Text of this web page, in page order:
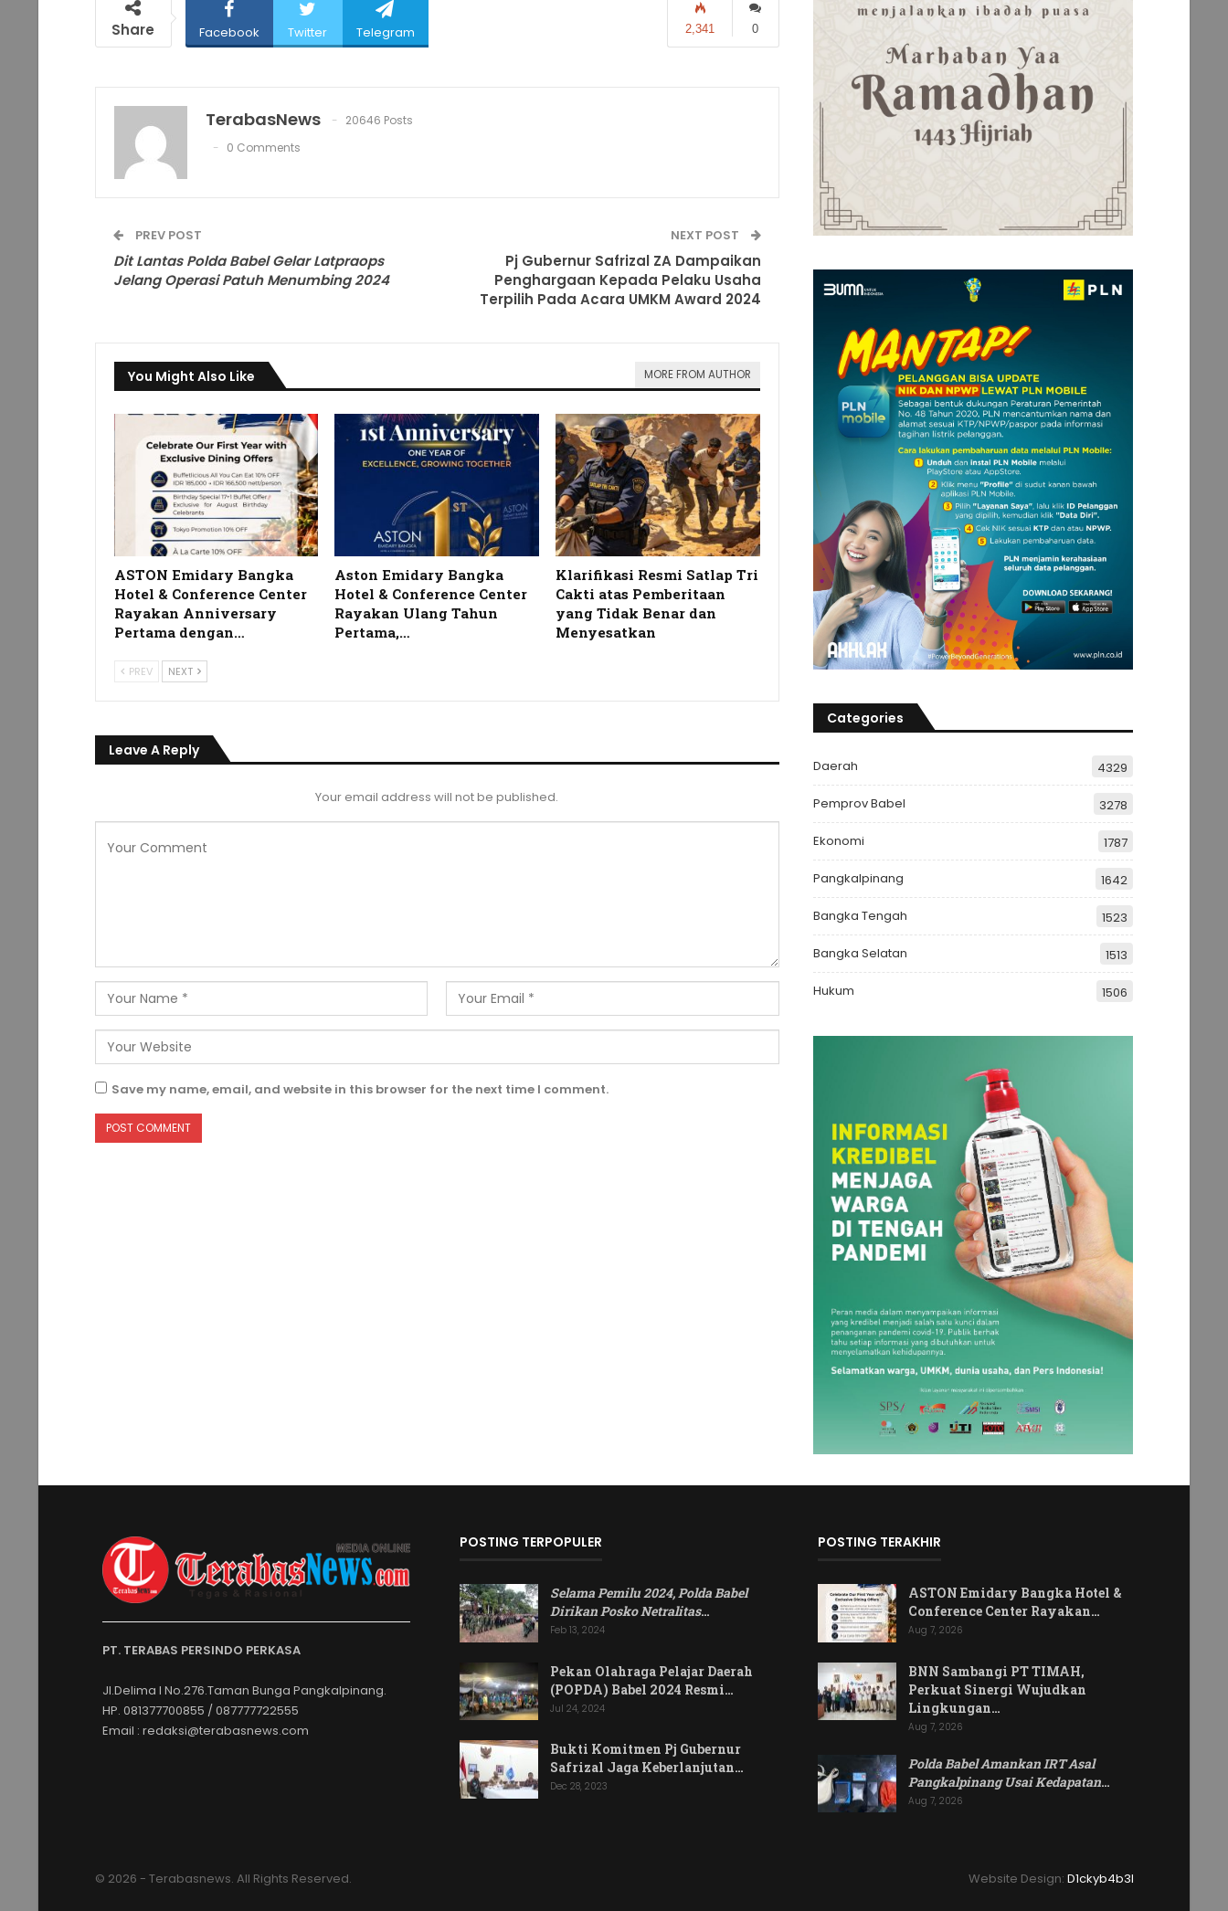
0
2,341
Share Facebook Twitter Telegram
TerabasNews
20646 Posts
0 Comments
PREV POST
Dit Lantas Polda Babel Gelar Latpraops
Jelang Operasi Patuh Menumbing 2024
NEXT POST
Pj Gubernur Safrizal ZA Dampaikan
Penghargaan Kepada Pelaku Usaha
Terpilih Pada Acara UMKM Award 2024
You Might Also Like MORE FROM AUTHOR
ASTON Emidary Bangka
Hotel & Conference Center
Rayakan Anniversary
Pertama dengan…
Aston Emidary Bangka
Hotel & Conference Center
Rayakan Ulang Tahun
Pertama,…
Klarifikasi Resmi Satlap Tri
Cakti atas Pemberitaan
yang Tidak Benar dan
Menyesatkan
PREV NEXT
Leave A Reply
Your email address will not be published.
Save my name, email, and website in this browser for the next time I comment.
Categories
Daerah 4329
Pemprov Babel 3278
Ekonomi 1787
Pangkalpinang 1642
Bangka Tengah 1523
Bangka Selatan 1513
Hukum 1506
PT. TERABAS PERSINDO PERKASA
Jl.Delima I No.276.Taman Bunga Pangkalpinang.
HP. 081377700855 / 087777722555
Email : redaksi@terabasnews.com
POSTING TERPOPULER
Selama Pemilu 2024, Polda Babel
Dirikan Posko Netralitas…
Feb 13, 2024
Pekan Olahraga Pelajar Daerah
(POPDA) Babel 2024 Resmi…
Jul 24, 2024
Bukti Komitmen Pj Gubernur
Safrizal Jaga Keberlanjutan…
Dec 28, 2023
POSTING TERAKHIR
ASTON Emidary Bangka Hotel &
Conference Center Rayakan…
Aug 7, 2026
BNN Sambangi PT TIMAH,
Perkuat Sinergi Wujudkan
Lingkungan…
Aug 7, 2026
Polda Babel Amankan IRT Asal
Pangkalpinang Usai Kedapatan…
Aug 7, 2026
© 2026 - Terabasnews. All Rights Reserved. Website Design: D1ckyb4b3l